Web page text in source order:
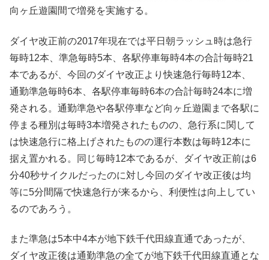
向ヶ丘遊園間で増発を実施する。
ダイヤ改正前の2017年現在では平日朝ラッシュ時は急行
毎時12本、準急毎時5本、各駅停車毎時4本の合計毎時21
本であるが、今回のダイヤ改正より快速急行毎時12本、
通勤準急毎時6本、各駅停車毎時6本の合計毎時24本に増
発される。通勤準急や各駅停車など向ヶ丘遊園まで各駅に
停まる種別は毎時3本増発されたものの、急行系に関して
は快速急行に格上げされたものの運行本数は毎時12本に
据え置かれる。同じ毎時12本であるが、ダイヤ改正前は6
分40秒サイクルだったのに対し今回のダイヤ改正後は均
等に5分間隔で快速急行が来るから、利便性は向上してい
るのであろう。
また準急は5本中4本が地下鉄千代田線直通であったが、
ダイヤ改正後は通勤準急の全てが地下鉄千代田線直通とな